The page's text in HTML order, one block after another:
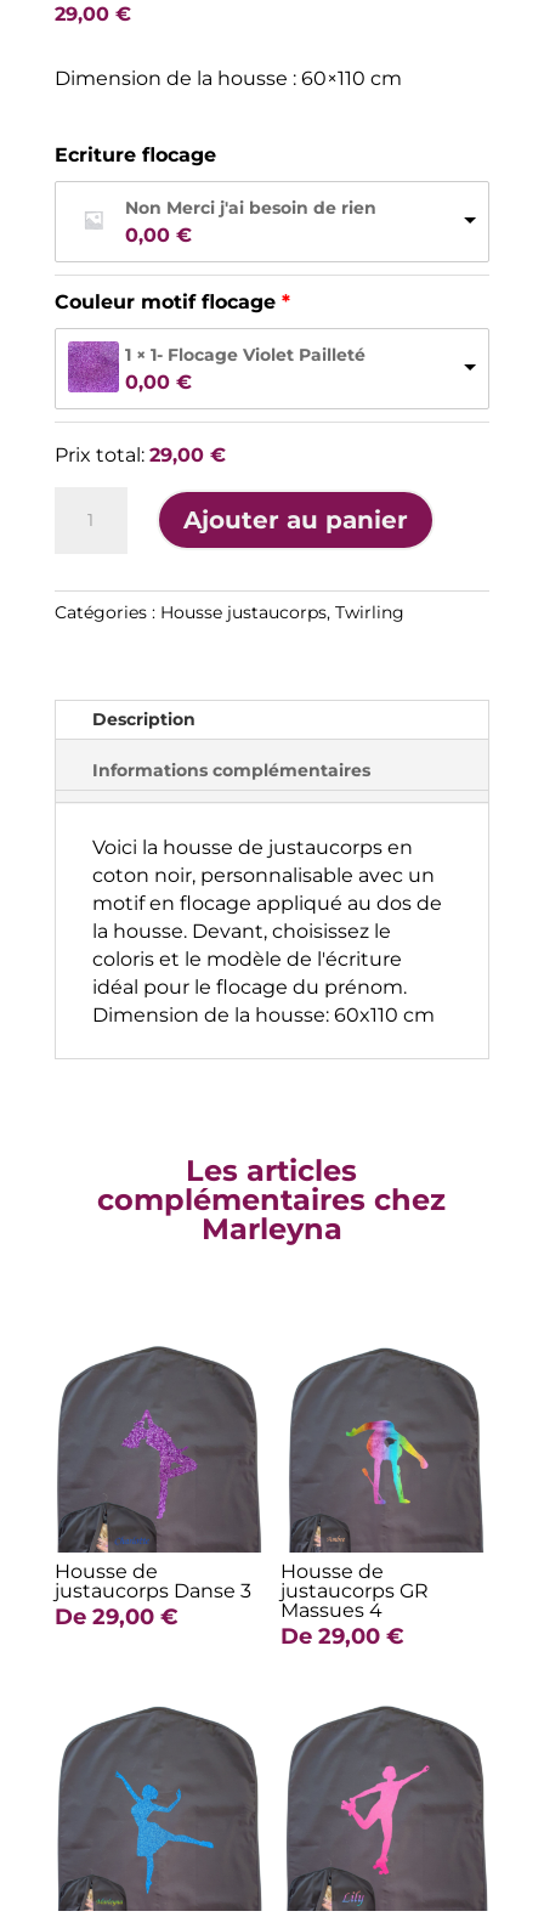
29,00 €
Dimension de la housse : 60×110 cm
Ecriture flocage
Non Merci j'ai besoin de rien
0,00 €
Couleur motif flocage
1 × 1- Flocage Violet Pailleté
0,00 €
Prix total: 29,00 €
justaucorps
Ajouter au panier
e
t
:
Catégories : Housse justaucorps, Twirling
Description
Informations complémentaires
Voici la housse de justaucorps en
coton noir, personnalisable avec un
motif en flocage appliqué au dos de
la housse. Devant, choisissez le
coloris et le modèle de l'écriture
idéal pour le flocage du prénom.
Dimension de la housse: 60x110 cm
Les articles
complémentaires chez
Marleyna
Housse de
justaucorps Danse 3
De 29,00 €
Housse de
justaucorps GR
Massues 4
De29,00€